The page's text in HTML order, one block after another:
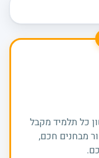
כל תלמיד מקבל
מבחנים חכם,